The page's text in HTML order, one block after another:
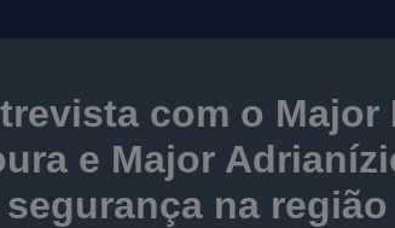
com o Major
e Major
segurança na